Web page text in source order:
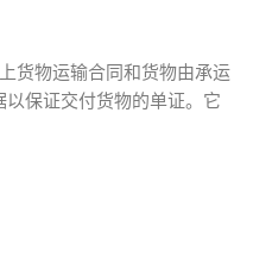
货物运输合同和货物由承运
保证交付货物的单证。它